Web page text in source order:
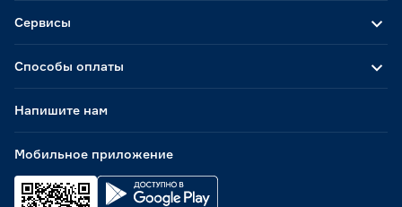
Способы оплаты
Мобильное приложение
Сервисы
Напишите нам